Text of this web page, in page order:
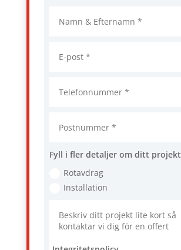
Fyll i fler detaljer om ditt projekt
Rotavdrag
Installation